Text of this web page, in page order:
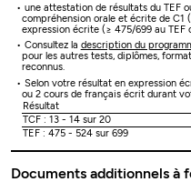
une attestation de résultats du TEF
compréhension orale et écrite de C1
expression écrite (≥ 475/699 au TEF
Consultez la description du
pour les autres tests, diplômes,
reconnus.
Selon votre résultat en expression
ou 2 cours de français écrit durant
Résultat
TCF : 13 - 14 sur 20
TEF : 475 - 524 sur 699
Documents additionnels à